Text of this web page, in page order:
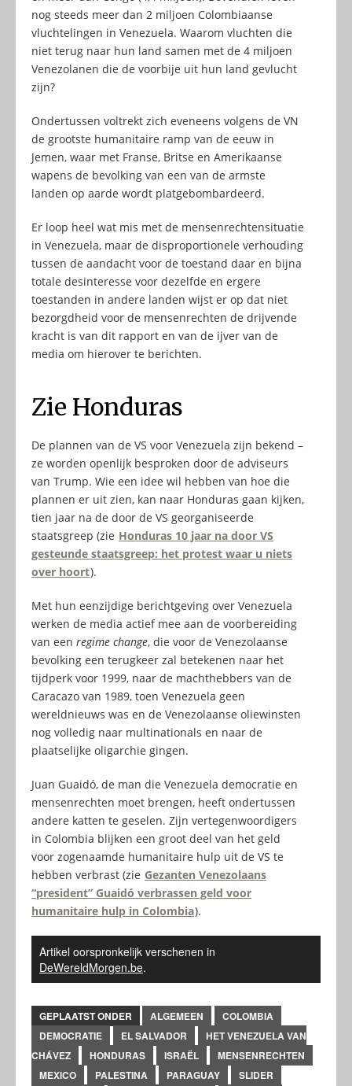
nog steeds meer dan 2 miljoen Colombiaanse
vluchtelingen in Venezuela. Waarom vluchten die
niet terug naar hun land samen met de 4 miljoen
Venezolanen die de voorbije uit hun land gevlucht
zijn?
Ondertussen voltrekt zich eveneens volgens de VN
de grootste humanitaire ramp van de eeuw in
Jemen, waar met Franse, Britse en Amerikaanse
wapens de bevolking van een van de armste
landen op aarde wordt platgebombardeerd.
Er loop heel wat mis met de mensenrechtensituatie
in Venezuela, maar de disproportionele verhouding
tussen de aandacht voor de toestand daar en bijna
totale desinteresse voor dezelfde en ergere
toestanden in andere landen wijst er op dat niet
bezorgdheid voor de mensenrechten de drijvende
kracht is van dit rapport en van de ijver van de
media om hierover te berichten.
Zie Honduras
De plannen van de VS voor Venezuela zijn bekend –
ze worden openlijk besproken door de adviseurs
van Trump. Wie een idee wil hebben van hoe die
plannen er uit zien, kan naar Honduras gaan kijken,
tien jaar na de door de VS georganiseerde
staatsgreep (zie Honduras 10 jaar na door VS
gesteunde staatsgreep: het protest waar u niets
over hoort).
Met hun eenzijdige berichtgeving over Venezuela
werken de media actief mee aan de voorbereiding
van een regime change, die voor de Venezolaanse
bevolking een terugkeer zal betekenen naar het
tijdperk voor 1999, naar de machthebbers van de
Caracazo van 1989, toen Venezuela geen
wereldnieuws was en de Venezolaanse oliewinsten
nog volledig naar multinationals en naar de
plaatselijke oligarchie gingen.
Juan Guaidó, de man die Venezuela democratie en
mensenrechten moet brengen, heeft ondertussen
andere katten te geselen. Zijn vertegenwoordigers
in Colombia blijken een groot deel van het geld
voor zogenaamde humanitaire hulp uit de VS te
hebben verbrast (zie Gezanten Venezolaans
“president” Guaidó verbrassen geld voor
humanitaire hulp in Colombia).
Artikel oorspronkelijk verschenen in
DeWereldMorgen.be.
GEPLAATST ONDER ALGEMEEN
COLOMBIA
DEMOCRATIE
EL SALVADOR
HET VENEZUELA VAN
CHÁVEZ
HONDURAS ISRAËL
MENSENRECHTEN
MEXICO
PALESTINA PARAGUAY
SLIDER